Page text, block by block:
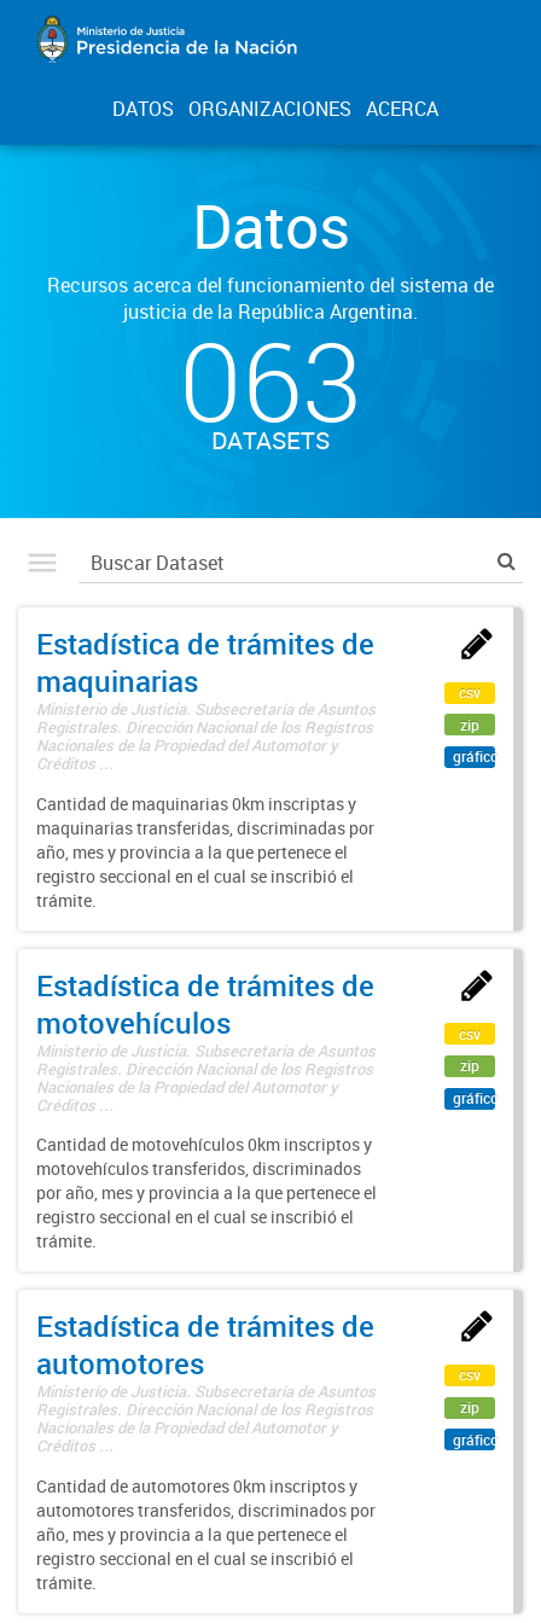
DATOS ORGANIZACIONES ACERCA
Datos
Recursos acerca del funcionamiento del sistema de
justicia de la República Argentina.
063
DATASETS
Estadística de trámites de
maquinarias
Ministerio de Justicia. Subsecretaría de Asuntos
Registrales. Dirección Nacional de los Registros
Nacionales de la Propiedad del Automotor y
Créditos ...
Cantidad de maquinarias 0km inscriptas y
maquinarias transferidas, discriminadas por
año, mes y provincia a la que pertenece el
registro seccional en el cual se inscribió el
trámite.
csv
zip
gráfico
Estadística de trámites de
motovehículos
Ministerio de Justicia. Subsecretaría de Asuntos
Registrales. Dirección Nacional de los Registros
Nacionales de la Propiedad del Automotor y
Créditos ...
Cantidad de motovehículos 0km inscriptos y
motovehículos transferidos, discriminados
por año, mes y provincia a la que pertenece el
registro seccional en el cual se inscribió el
trámite.
csv
zip
gráfico
Estadística de trámites de
automotores
Ministerio de Justicia. Subsecretaría de Asuntos
Registrales. Dirección Nacional de los Registros
Nacionales de la Propiedad del Automotor y
Créditos ...
Cantidad de automotores 0km inscriptos y
automotores transferidos, discriminados por
año, mes y provincia a la que pertenece el
registro seccional en el cual se inscribió el
trámite.
csv
zip
gráfico